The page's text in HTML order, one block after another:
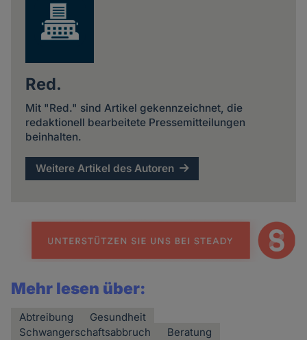
Red.
Mit "Red." sind Artikel gekennzeichnet, die
redaktionell bearbeitete Pressemitteilungen
beinhalten.
Weitere Artikel des Autoren
Mehr lesen über:
Abtreibung
Gesundheit
Schwangerschaftsabbruch
Beratung